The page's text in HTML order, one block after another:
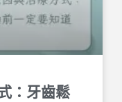
：牙齒鬆